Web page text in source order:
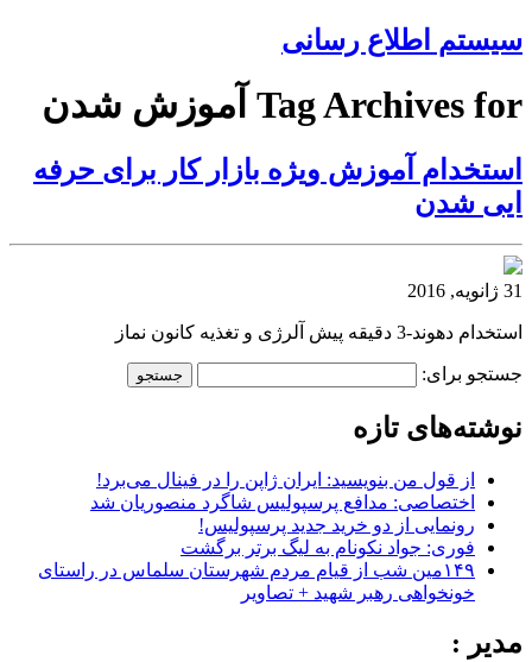
سیستم اطلاع رسانی
Tag Archives for آموزش شدن
استخدام آموزش ویژه بازار کار برای حرفه
ایی شدن
31 ژانویه, 2016
استخدام دهوند-3 دقیقه پیش آلرژی و تغذیه کانون نماز
جستجو برای:
نوشته‌های تازه
از قول من بنویسید: ایران ژاپن را در فینال می‌برد!
اختصاصی: مدافع پرسپولیس شاگرد منصوریان شد
رونمایی از دو خرید جدید پرسپولیس!
فوری: جواد نکونام به لیگ برتر برگشت
۱۴۹مین شب از قیام مردم شهرستان سلماس در راستای
خونخواهی رهبر شهید + تصاویر
مدیر :